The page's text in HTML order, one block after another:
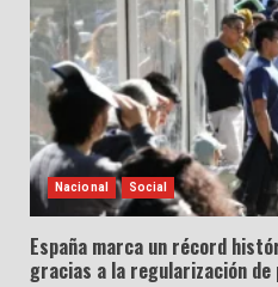
Nacional Social
España marca un récord
gracias a la regularización